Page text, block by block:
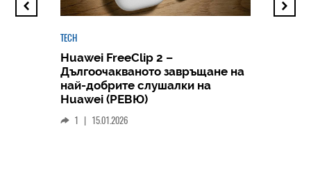
TECH
Huawei FreeClip 2 –
Дългоочакваното завръщане на
най-добрите слушалки на
Huawei (РЕВЮ)
1 | 15.01.2026